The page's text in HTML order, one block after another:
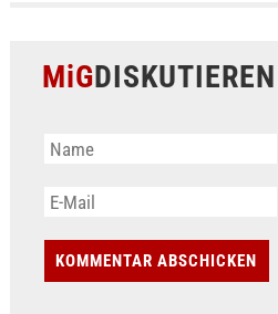
MiGDISKUTIEREN